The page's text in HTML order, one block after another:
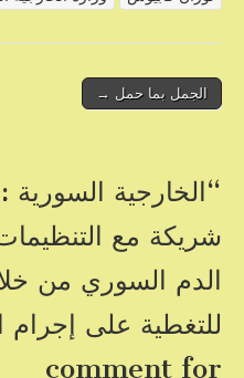
oPost
الجمل بما حمل →
“الخارجية السورية
شريكة مع
الدم السوري من
للتغطية على إجرام
comment for